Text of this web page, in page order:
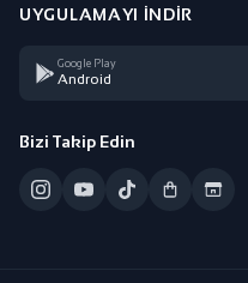
UYGULAMAYI İNDIR
Google Play
Android
Bizi Takip Edin